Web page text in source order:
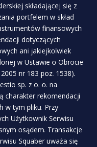
składającej się z
portfelem w skład
finansowych
dotyczących
ani jakiejkolwiek
w Ustawie o Obrocie
nr 183 poz. 1538).
sp. z o. o. na
charakter rekomendacji
w tym pliku. Przy
Użytkownik Serwisu
osądem. Transakcje
Squaber uważa się